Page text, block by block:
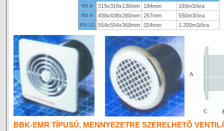
RX-6 319x319x130mm 184mm 193m3/óra
RX-9 438x438x280mm 257mm 550m3/óra
RX-12 554x554x360mm 324mm 1.200m3/óra
BBK-EMR TÍPUSÚ, MENNYEZETRE SZERELHETÕ